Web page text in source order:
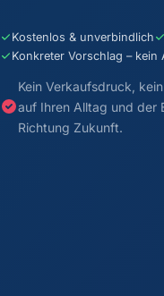
Kostenlos & unverbindlich
Konkreter Vorschlag –
Kein Verkaufsdruck,
auf Ihren Alltag und der
Richtung Zukunft.